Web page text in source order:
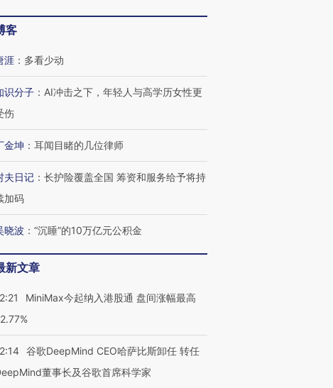
跨国走私7万
客
涯 ： 多看少动
识分子 ： AI冲击之下，年轻人与高学历女性更
伤
金坤 ： 耳闻目睹的几位律师
夫日记 ： 长护险覆盖全国 筹资和服务给予将持
加码
晓波 ： “沉睡”的10万亿元公积金
新文章
MiniMax今起纳入港股通 盘间涨幅最高
谷歌DeepMind CEO哈萨比斯卸任 转任
董事长及谷歌首席科学家